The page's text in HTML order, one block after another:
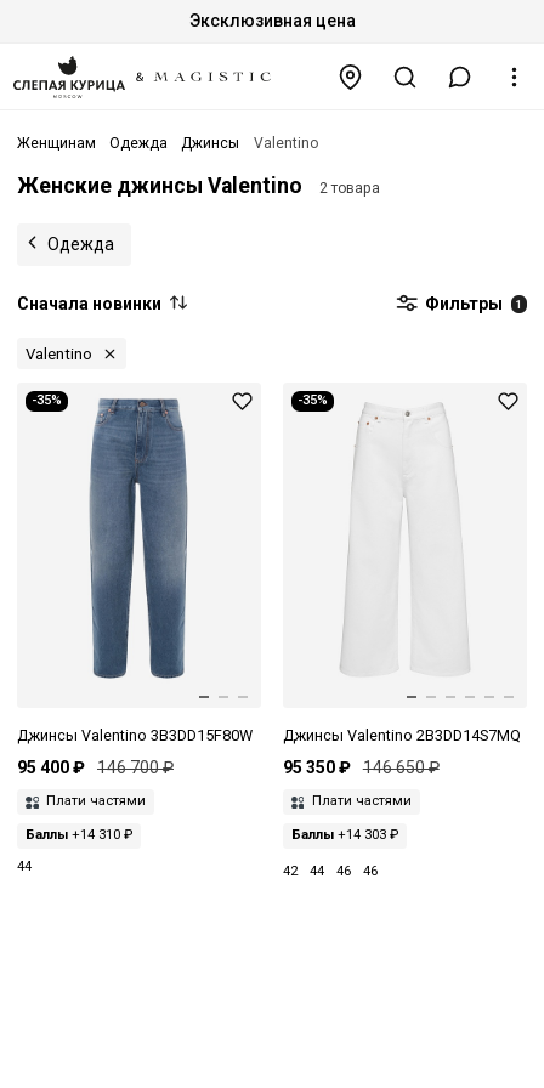
Эксклюзивная цена
Женщинам Одежда Джинсы Valentino
Женские джинсы Valentino 2 товара
Одежда
Сначала новинки Фильтры 1
Valentino
-35%
Джинсы Valentino 3B3DD15F80W
95 400 ₽ 146 700 ₽
Плати частями
Баллы +14 310 ₽
44
-35%
Джинсы Valentino 2B3DD14S7MQ
95 350 ₽ 146 650 ₽
Плати частями
Баллы+14 303 ₽
42 44 46 46